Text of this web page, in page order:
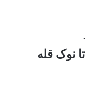
نوک قله